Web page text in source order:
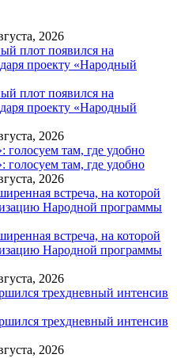
2026
плот появился на
проекту «Народный
плот появился на
проекту «Народный
2026
там, где удобно
там, где удобно
2026
встреча, на которой
Народной программы
встреча, на которой
Народной программы
2026
трехдневный интенсив
трехдневный интенсив
2026